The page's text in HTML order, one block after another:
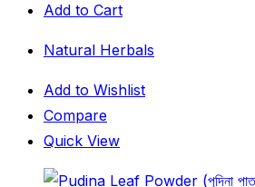
Add to Cart
Natural Herbals
Add to Wishlist
Compare
Quick View